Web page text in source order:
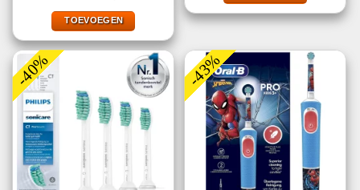
was:
€19,95.
TOEVOEGEN
-40% -43%